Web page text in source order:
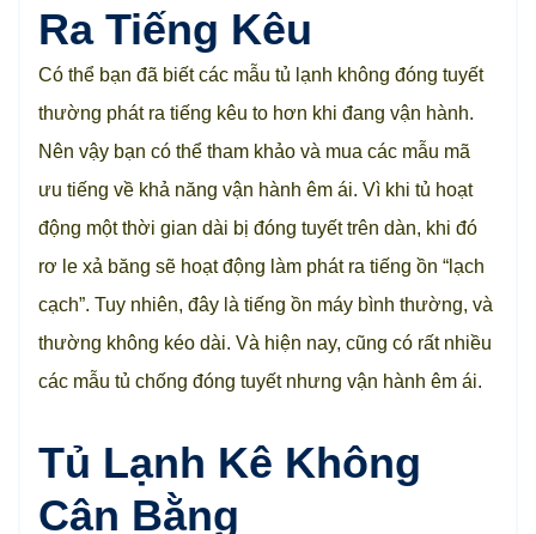
Ra Tiếng Kêu
Có thể bạn đã biết các mẫu tủ lạnh không đóng tuyết
thường phát ra tiếng kêu to hơn khi đang vận hành.
Nên vậy bạn có thể tham khảo và mua các mẫu mã
ưu tiếng về khả năng vận hành êm ái. Vì khi tủ hoạt
động một thời gian dài bị đóng tuyết trên dàn, khi đó
rơ le xả băng sẽ hoạt động làm phát ra tiếng ồn “lạch
cạch”. Tuy nhiên, đây là tiếng ồn máy bình thường, và
thường không kéo dài. Và hiện nay, cũng có rất nhiều
các mẫu tủ chống đóng tuyết nhưng vận hành êm ái.
Tủ Lạnh Kê Không
Cân Bằng